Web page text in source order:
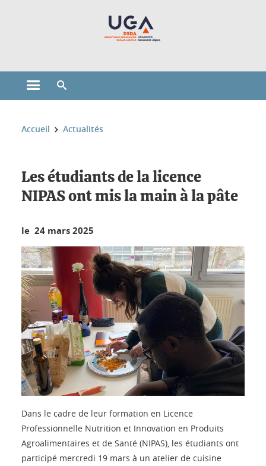
Ouvrir le menu principal
Vous êtes ici :
Accueil Actualités
Les étudiants de la licence
NIPAS ont mis la main à la pâte
le 24 mars 2025
Dans le cadre de leur formation en Licence
Professionnelle Nutrition et Innovation en Produits
Agroalimentaires et de Santé (NIPAS), les étudiants ont
participé mercredi 19 mars à un atelier de cuisine